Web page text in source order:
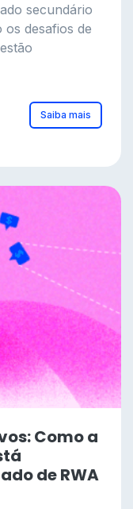
secundário
os desafios de
Saiba mais
Como a
de RWA